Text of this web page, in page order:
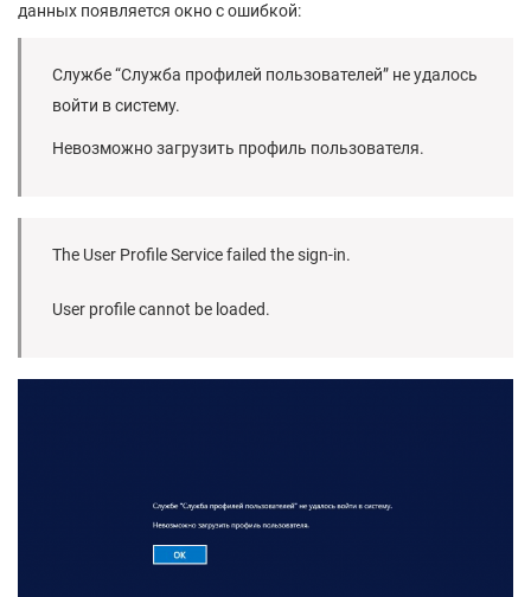
данных появляется окно с ошибкой:
Службе “Служба профилей пользователей” не удалось
войти в систему.
Невозможно загрузить профиль пользователя.
The User Profile Service failed the sign-in.
User profile cannot be loaded.